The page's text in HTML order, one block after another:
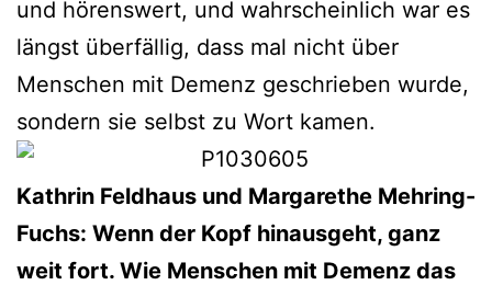
und hörens­wert, und wahr­schein­lich war es
längst über­fäl­lig, dass mal nicht über
Menschen mit Demenz geschrie­ben wur­de,
son­dern sie selbst zu Wort kamen.
Kathrin Feldhaus und Margarethe Mehring-
Fuchs: Wenn der Kopf hin­aus­geht, ganz
weit fort. Wie Menschen mit Demenz das